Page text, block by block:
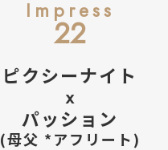
Impress
22
ピクシーナイト
x
パッション
(母父 *アフリート)